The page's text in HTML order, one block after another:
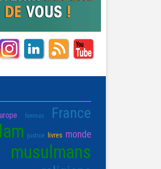
femmes France
justice livres monde
musulmans